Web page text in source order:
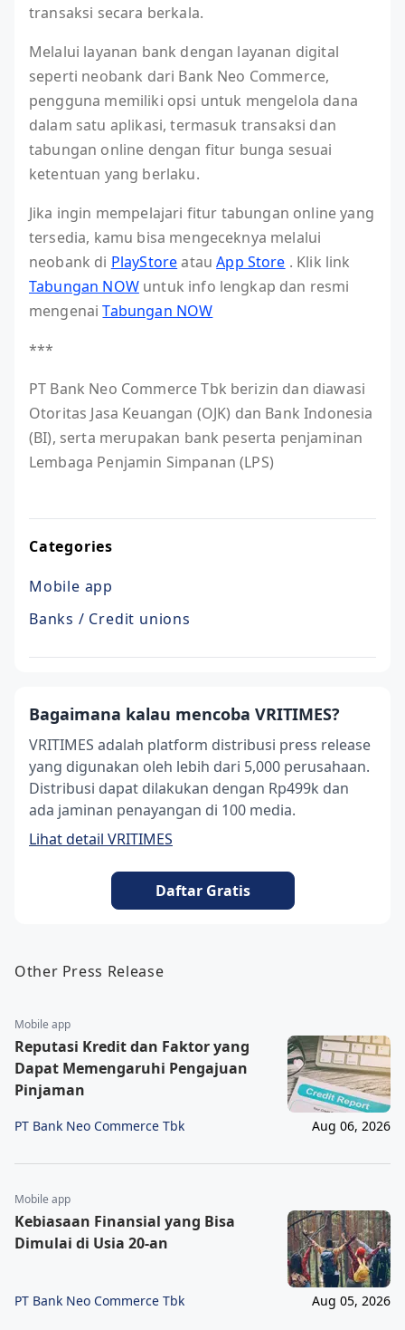
transaksi secara berkala.
Melalui layanan bank dengan layanan digital
seperti neobank dari Bank Neo Commerce,
pengguna memiliki opsi untuk mengelola dana
dalam satu aplikasi, termasuk transaksi dan
tabungan online dengan fitur bunga sesuai
ketentuan yang berlaku.
Jika ingin mempelajari fitur tabungan online yang
tersedia, kamu bisa mengeceknya melalui
neobank di PlayStoreatauApp Store . Klik link
Tabungan NOWuntuk info lengkap dan resmi
mengenaiTabungan NOW
***
PT Bank Neo Commerce Tbk berizin dan diawasi
Otoritas Jasa Keuangan (OJK) dan Bank Indonesia
(BI), serta merupakan bank peserta penjaminan
Lembaga Penjamin Simpanan (LPS)
Categories
Mobile app
Banks / Credit unions
Bagaimana kalau mencoba VRITIMES?
VRITIMES adalah platform distribusi press release
yang digunakan oleh lebih dari 5,000 perusahaan.
Distribusi dapat dilakukan dengan Rp499k dan
ada jaminan penayangan di 100 media.
Lihat detail VRITIMES
Daftar Gratis
Other Press Release
Mobile app
Reputasi Kredit dan Faktor yang
Dapat Memengaruhi Pengajuan
Pinjaman
PT Bank Neo Commerce Tbk Aug 06, 2026
Mobile app
Kebiasaan Finansial yang Bisa
Dimulai di Usia 20-an
PT Bank Neo Commerce Tbk Aug 05, 2026